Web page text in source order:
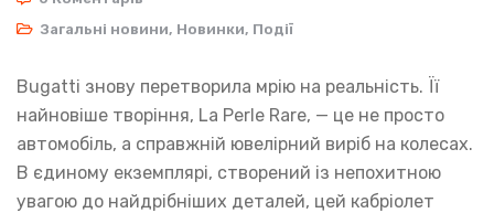
Загальні новини, Новинки, Події
Bugatti знову перетворила мрію на реальність. Її
найновіше творіння, La Perle Rare, — це не просто
автомобіль, а справжній ювелірний виріб на колесах.
В єдиному екземплярі, створений із непохитною
увагою до найдрібніших деталей, цей кабріолет